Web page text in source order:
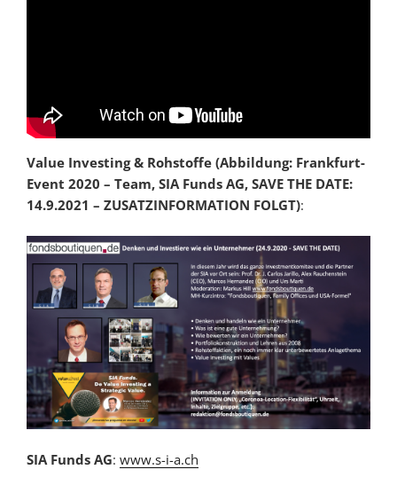
Value Investing & Rohstoffe (Abbildung: Frankfurt-
Event 2020 – Team, SIA Funds AG, SAVE THE DATE:
14.9.2021 – ZUSATZINFORMATION FOLGT):
SIA Funds AG: www.s-i-a.ch